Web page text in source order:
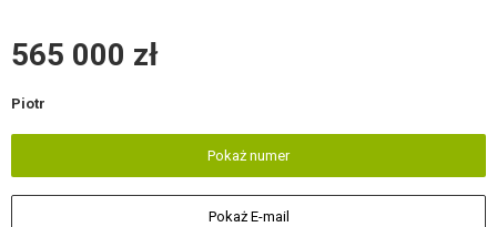
565 000 zł
Piotr
Pokaż numer
Pokaż E-mail